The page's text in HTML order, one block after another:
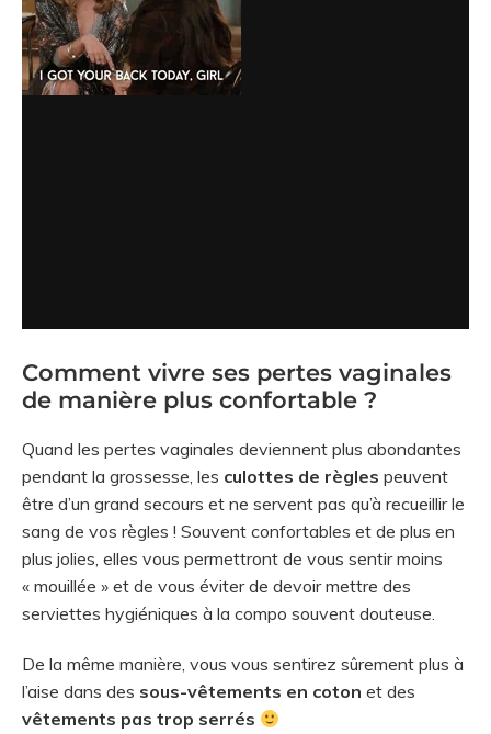
Comment vivre ses pertes vaginales
de manière plus confortable ?
Quand les pertes vaginales deviennent plus abondantes
pendant la grossesse, les culottes de règles peuvent
être d’un grand secours et ne servent pas qu’à recueillir le
sang de vos règles ! Souvent confortables et de plus en
plus jolies, elles vous permettront de vous sentir moins
« mouillée » et de vous éviter de devoir mettre des
serviettes hygiéniques à la compo souvent douteuse.
De la même manière, vous vous sentirez sûrement plus à
l’aise dans des sous-vêtements en coton et des
vêtements pas trop serrés